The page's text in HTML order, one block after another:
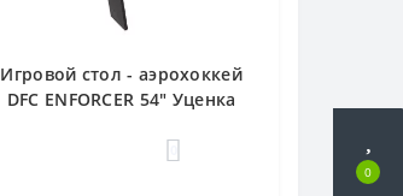
0
Игровой стол - аэрохоккей
DFC ENFORCER 54" Уценка